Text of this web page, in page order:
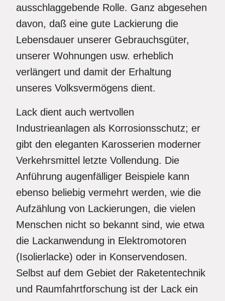
ausschlaggebende Rolle. Ganz abgesehen
davon, daß eine gute Lackierung die
Lebensdauer unserer Gebrauchsgüter,
unserer Wohnungen usw. erheblich
verlängert und damit der Erhaltung
unseres Volksvermögens dient.
Lack dient auch wertvollen
Industrieanlagen als Korrosionsschutz; er
gibt den eleganten Karosserien moderner
Verkehrsmittel letzte Vollendung. Die
Anführung augenfälliger Beispiele kann
ebenso beliebig vermehrt werden, wie die
Aufzählung von Lackierungen, die vielen
Menschen nicht so bekannt sind, wie etwa
die Lackanwendung in Elektromotoren
(Isolierlacke) oder in Konservendosen.
Selbst auf dem Gebiet der Raketentechnik
und Raumfahrtforschung ist der Lack ein